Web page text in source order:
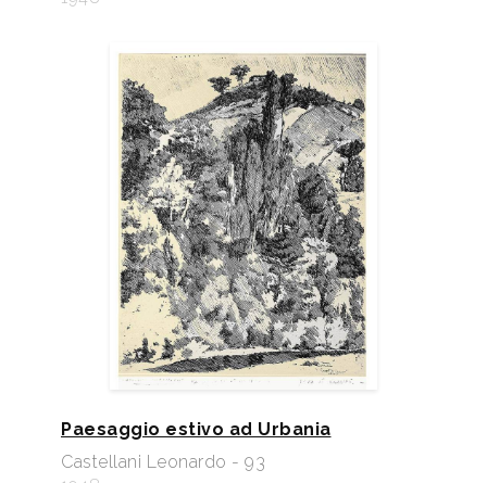
Paesaggio estivo ad Urbania
Castellani Leonardo - 93